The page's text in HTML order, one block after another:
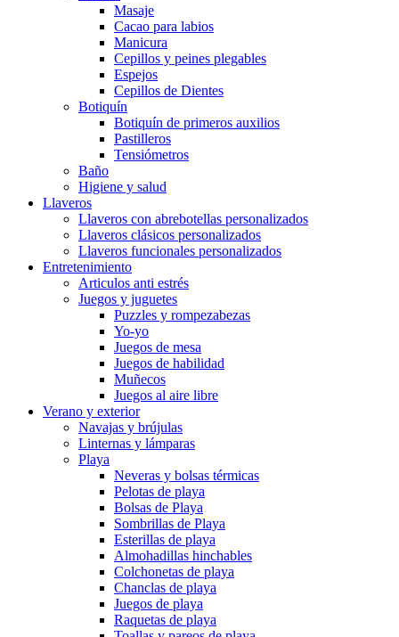
Masaje
Cacao para labios
Manicura
Cepillos y peines plegables
Espejos
Cepillos de Dientes
Botiquín
Botiquín de primeros auxilios
Pastilleros
Tensiómetros
Baño
Higiene y salud
Llaveros
Llaveros con abrebotellas personalizados
Llaveros clásicos personalizados
Llaveros funcionales personalizados
Entretenimiento
Articulos anti estrés
Juegos y juguetes
Puzzles y rompezabezas
Yo-yo
Juegos de mesa
Juegos de habilidad
Muñecos
Juegos al aire libre
Verano y exterior
Navajas y brújulas
Linternas y lámparas
Playa
Neveras y bolsas térmicas
Pelotas de playa
Bolsas de Playa
Sombrillas de Playa
Esterillas de playa
Almohadillas hinchables
Colchonetas de playa
Chanclas de playa
Juegos de playa
Raquetas de playa